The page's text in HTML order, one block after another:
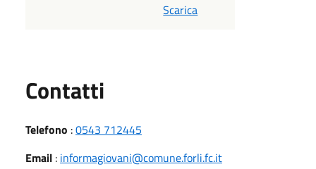
Scarica
Contatti
Telefono :0543 712445
Email : informagiovani@comune.forli.fc.it